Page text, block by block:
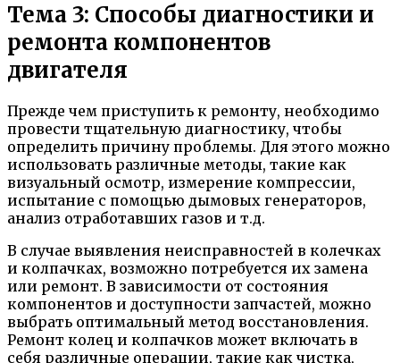
Тема 3: Способы диагностики и
ремонта компонентов
двигателя
Прежде чем приступить к ремонту, необходимо
провести тщательную диагностику, чтобы
определить причину проблемы. Для этого можно
использовать различные методы, такие как
визуальный осмотр, измерение компрессии,
испытание с помощью дымовых генераторов,
анализ отработавших газов и т.д.
В случае выявления неисправностей в колечках
и колпачках, возможно потребуется их замена
или ремонт. В зависимости от состояния
компонентов и доступности запчастей, можно
выбрать оптимальный метод восстановления.
Ремонт колец и колпачков может включать в
себя различные операции, такие как чистка,